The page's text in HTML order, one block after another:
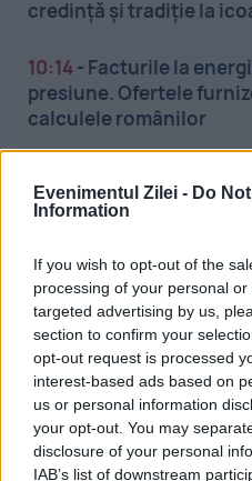
Evenimentul Zilei - Do
Information
If you wish to opt-out of the
processing of your personal
targeted advertising by us,
section to confirm your
opt-out request is processed
interest-based ads based on
us or personal information
your opt-out. You may
disclosure of your personal
IAB’s list of downstream
credință și tradiție la
10:14- Facturile la
presiune. Ofertele
calculele românilor
Cel mai bun portal de
Evenimentul Zilei este o
Linkuri utile